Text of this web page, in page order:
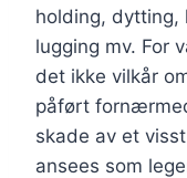
holding, dytting,
lugging mv. For
det ikke vilkår
påført
skade av et
ansees som